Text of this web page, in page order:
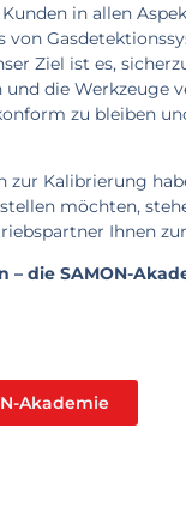
in allen
von
Ziel ist es,
und die Werkzeuge
zu bleiben
zur Kalibrierung
möchten,
Ihnen
– die SAMON-
Akademie